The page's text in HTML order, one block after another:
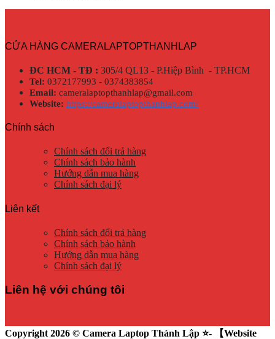
CỬA HÀNG CAMERALAPTOPTHANHLAP
ĐC HCM - TĐ : 305/4 QL13 - P.Hiệp Bình - TP.HCM
Tel: 0372177993 - 0374383854
Email: cameralaptopthanhlap@gmail.com
Website: https://cameralaptopthanhlap.com/
Chính sách
Chính sách đổi trả hàng
Chính sách bảo hành
Hướng dẫn mua hàng
Chính sách đại lý
Liên kết
Chính sách đổi trả hàng
Chính sách bảo hành
Hướng dẫn mua hàng
Chính sách đại lý
Liên hệ với chúng tôi
Copyright 2026 © Camera Laptop Thành Lập ⭐️- 【Website